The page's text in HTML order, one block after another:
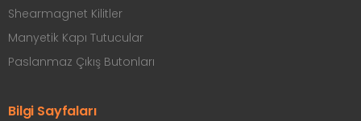
Shearmagnet Kilitler
Manyetik Kapı Tutucular
Paslanmaz Çıkış Butonları
Bilgi Sayfaları